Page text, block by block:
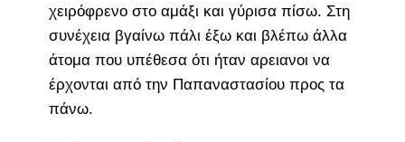
χειρόφρενο στο αμάξι και γύρισα πίσω. Στη
συνέχεια βγαίνω πάλι έξω και βλέπω άλλα
άτομα που υπέθεσα ότι ήταν αρειανοι να
έρχονται από την Παπαναστασίου προς τα
πάνω.